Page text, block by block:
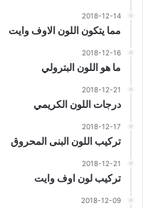
2018-12-14
مما يتكون اللون الاوف وايت
2018-12-16
ما هو اللون البترولي
2018-12-21
درجات اللون الكريمي
2018-12-17
تركيب اللون البنى المحروق
2018-12-21
تركيب لون اوف وايت
2018-12-09